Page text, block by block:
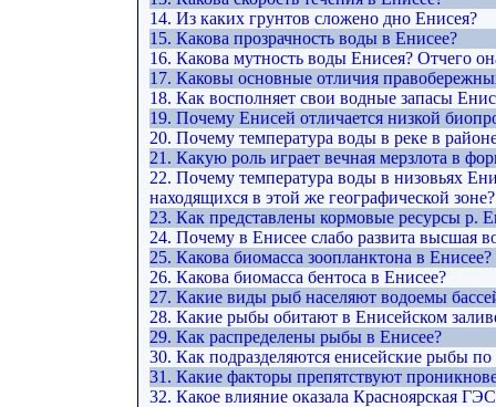
14. Из каких грунтов сложено дно Енисея?
15. Какова прозрачность воды в Енисее?
16. Какова мутность воды Енисея? Отчего
17. Каковы основные отличия
18. Как восполняет свои водные запасы
19. Почему Енисей отличается низкой
20. Почему температура воды в реке в
21. Какую роль играет вечная мерзлота в
22. Почему температура воды в низовьях
находящихся в этой же географической зоне?
23. Как представлены кормовые ресурсы р.
24. Почему в Енисее слабо развита высшая
25. Какова биомасса зоопланктона в Енисее?
26. Какова биомасса бентоса в Енисее?
27. Какие виды рыб населяют водоемы
28. Какие рыбы обитают в Енисейском
29. Как распределены рыбы в Енисее?
30. Как подразделяются енисейские рыбы
31. Какие факторы препятствуют
32. Какое влияние оказала Красноярская